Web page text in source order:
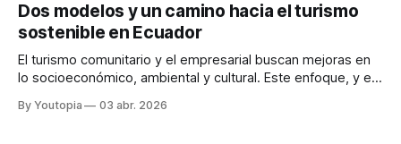
Dos modelos y un camino hacia el turismo
sostenible en Ecuador
El turismo comunitario y el empresarial buscan mejoras en
lo socioeconómico, ambiental y cultural. Este enfoque, y el
By Youtopia 03 abr. 2026